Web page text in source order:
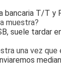
bancaria T/T y
muestra?
suele tardar
una vez